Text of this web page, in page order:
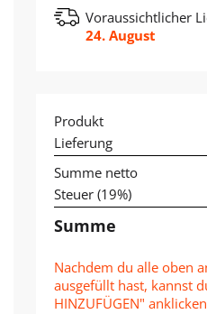
Voraussichtlicher
24. August
Produkt
Lieferung
Summe netto
Steuer (19%)
Summe
Nachdem du alle oben
ausgefüllt hast, kannst
HINZUFÜGEN"